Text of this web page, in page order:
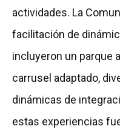
actividades. La
facilitación de
incluyeron un parque
carrusel adaptado,
dinámicas de
estas experiencias